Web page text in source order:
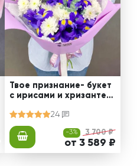
Твое признание- букет
с ирисами и хризантем
24
-3% 3 700 ₽
от 3 589 ₽